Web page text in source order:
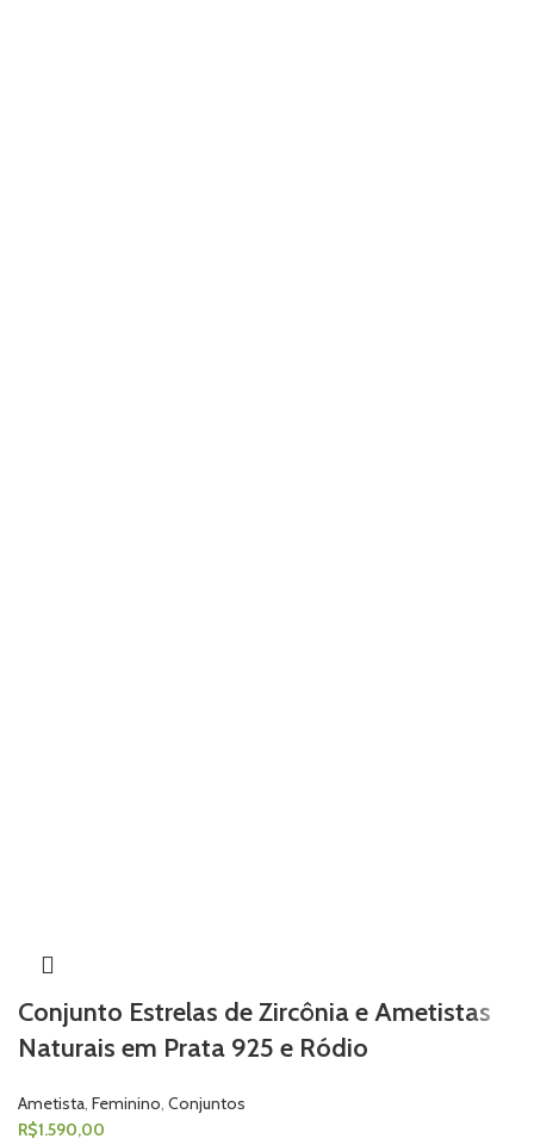
Conjunto Estrelas de Zircônia e Ametistas
Naturais em Prata 925 e Ródio
Ametista, Feminino, Conjuntos
R$1.590,00